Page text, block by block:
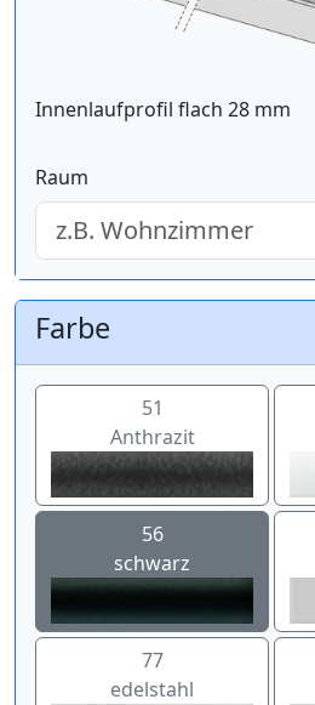
Innenlaufprofil flach 28 mm
Raum
Farbe
51
Anthrazit
56
schwarz
77
edelstahl